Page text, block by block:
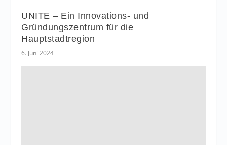
UNITE – Ein Innovations- und
Gründungszentrum für die
Hauptstadtregion
6. Juni 2024